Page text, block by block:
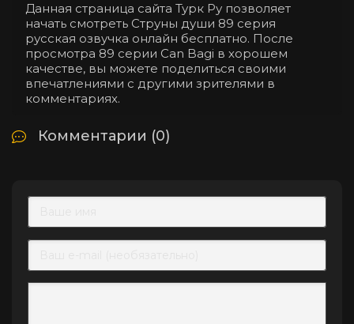
Данная страница сайта Турк Ру позволяет
начать смотреть Струны души 89 серия
русская озвучка онлайн бесплатно. После
просмотра 89 серии Can Bagi в хорошем
качестве, вы можете поделиться своими
впечатлениями с другими зрителями в
комментариях.
Комментарии (0)